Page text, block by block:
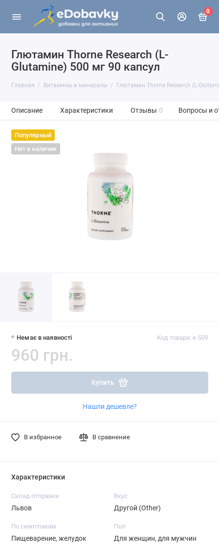
0
Глютамин Thorne Research (L-
Glutamine) 500 мг 90 капсул
Главная Витамины и минералы Глютамин Thorne Research (L-
Описание Характеристики Отзывы 0 Вопросы и
Популярный
Нет в наличии
Немає в наявності Код товара: e-509
960 грн.
Купить
Нашли дешевле?
В избранное В сравнение
Характеристики
Склад отправки
Львов
Вкус
Другой (Other)
По симптомам
Пищеварение, желудок
Пол
Для женщин, для мужчин